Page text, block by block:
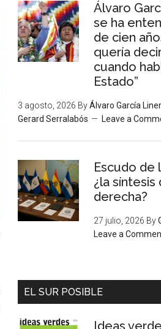
Álvaro
se ha
de cien
quería
cuando
Estado”
3 agosto, 2026 ByÁlvaro García
Gerard Serralabós
Leave a
Escudo de
¿la síntesis
derecha?
27 julio, 2026 By
Leave a
EL SUR POSIBLE
Ideas